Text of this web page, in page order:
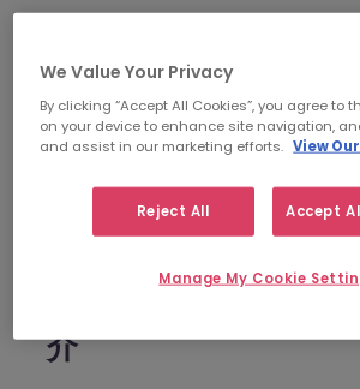
ーション | ...
チームメンバー一覧
介
We Value Your Privacy
By clicking “Accept All Cookies”, you agree to
on your device to enhance site navigation,
and assist in our marketing efforts. View
Reject All Accept
Manage My Cookie